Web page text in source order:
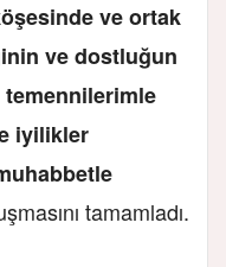
ve ortak
ve dostluğun
temennilerimle
iyilikler
tamamladı.